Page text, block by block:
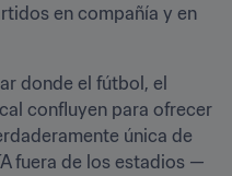
en compañía y en
donde el fútbol, el
confluyen para ofrecer
única de
fuera de los estadios —